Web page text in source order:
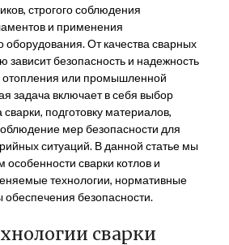
строгого соблюдения
и применения
оборудования. От качества сварных
безопасность и надежность
отопления или промышленной
задача включает в себя выбор
подготовку материалов,
мер безопасности для
ситуаций. В данной статье мы
сварки котлов и
технологии, нормативные
обеспечения безопасности.
сварки